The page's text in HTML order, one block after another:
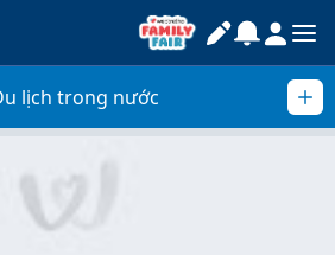
lịch trong nước